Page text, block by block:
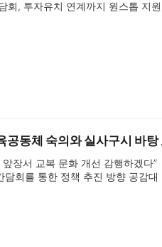
회, 투자유치 연계까지 원스톱 지원.
공동체 숙의와 실사구시 바탕
장서 교복 문화 개선 감행하겠다”
회를 통한 정책 추진 방향 공감대
전환, 교복 자율화 공론화’등 추진.